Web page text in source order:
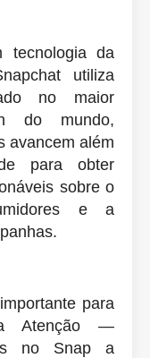
tecnologia da
utiliza
no maior
do mundo,
avancem além
para obter
sobre o
e a
para
Atenção —
no Snap a